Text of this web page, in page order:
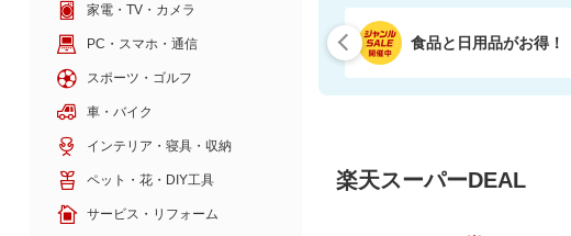
食品と日用品がお得！
楽天スーパーDEAL
家電・TV・カメラ
PC・スマホ・通信
スポーツ・ゴルフ
車・バイク
インテリア・寝具・収納
ペット・花・DIY工具
サービス・リフォーム